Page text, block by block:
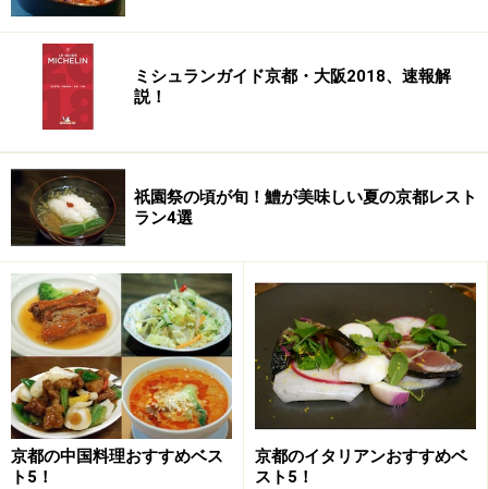
単品注文が可能
ミシュランガイド京都・大阪2018、速報解
説！
祇園祭の頃が旬！鱧が美味しい夏の京都レスト
ラン4選
京都の中国料理おすすめベス
ト5！
京都のイタリアンおすすめベ
スト5！